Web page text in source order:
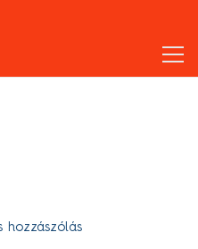
hozzászólás